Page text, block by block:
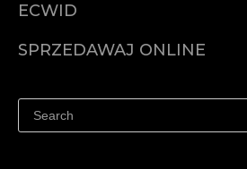
ECWID
Cena
SPRZEDAWAJ ONLINE
Sprzedawaj na Facebooku
Sprzedawaj na Instagramie